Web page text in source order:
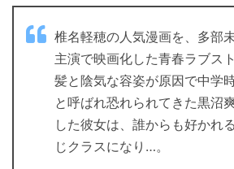
椎名軽穂の人気漫画を、多部
主演で映画化した青春ラブス
髪と陰気な容姿が原因で中学
と呼ばれ恐れられてきた黒沼
した彼女は、誰からも好かれ
じクラスになり…。